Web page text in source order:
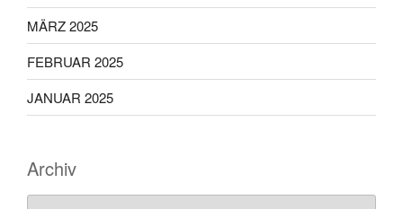
MÄRZ 2025
FEBRUAR 2025
JANUAR 2025
Archiv